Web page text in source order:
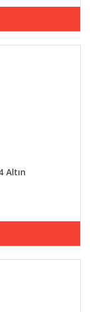
Altın